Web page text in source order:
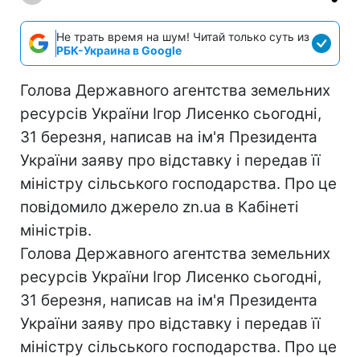
Не трать время на шум! Читай только суть из
РБК-Украина в Google
Голова Державного агентства земельних
ресурсів України Ігор Лисенко сьогодні,
31 березня, написав на ім'я Президента
України заяву про відставку і передав її
міністру сільського господарства. Про це
повідомило джерело zn.ua в Кабінеті
міністрів.
Голова Державного агентства земельних
ресурсів України Ігор Лисенко сьогодні,
31 березня, написав на ім'я Президента
України заяву про відставку і передав її
міністру сільського господарства. Про це